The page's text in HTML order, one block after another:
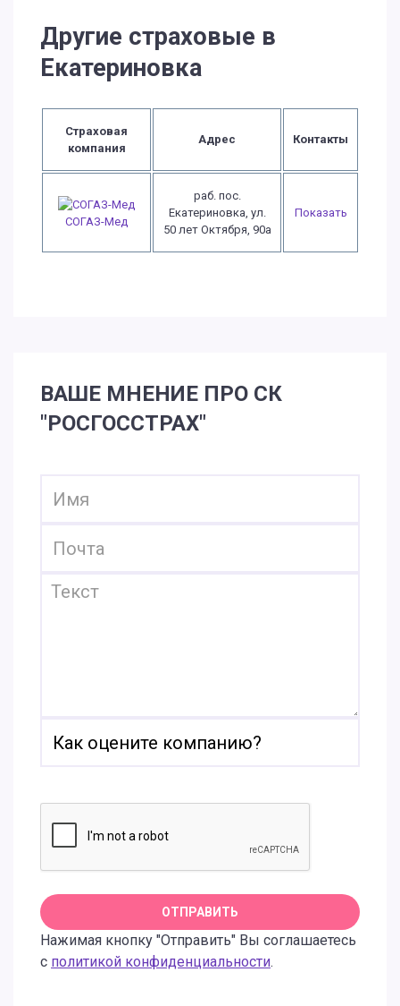
Другие страховые в
Екатериновка
Страховая
компания
Адрес Контакты
СОГАЗ-Мед
раб. пос.
Екатериновка, ул.
50 лет Октября, 90а
Показать
ВАШЕ МНЕНИЕ ПРО СК
"РОСГОССТРАХ"
Нажимая кнопку "Отправить" Вы соглашаетесь
с политикой конфиденциальности.